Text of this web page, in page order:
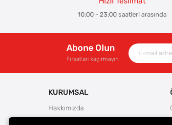
10:00 - 23:00 saatleri arasında
Abone Olun
Fırsatları kaçırmayın
KURUMSAL
Hakkımızda